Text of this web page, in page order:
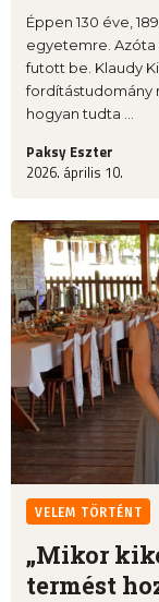
Éppen 130 éve,
egyetemre. Azóta
futott be. Klaudy
fordítástudomány
hogyan tudta ...
Paksy Eszter
2026. április 10.
VELEM TÖRTÉNT
„Mikor
termést